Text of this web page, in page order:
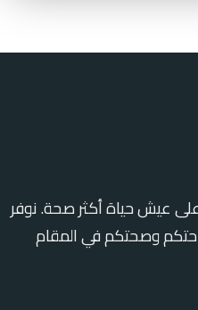
عيش حياة أكثر صحة. نوفر
وصحتكم في المقام